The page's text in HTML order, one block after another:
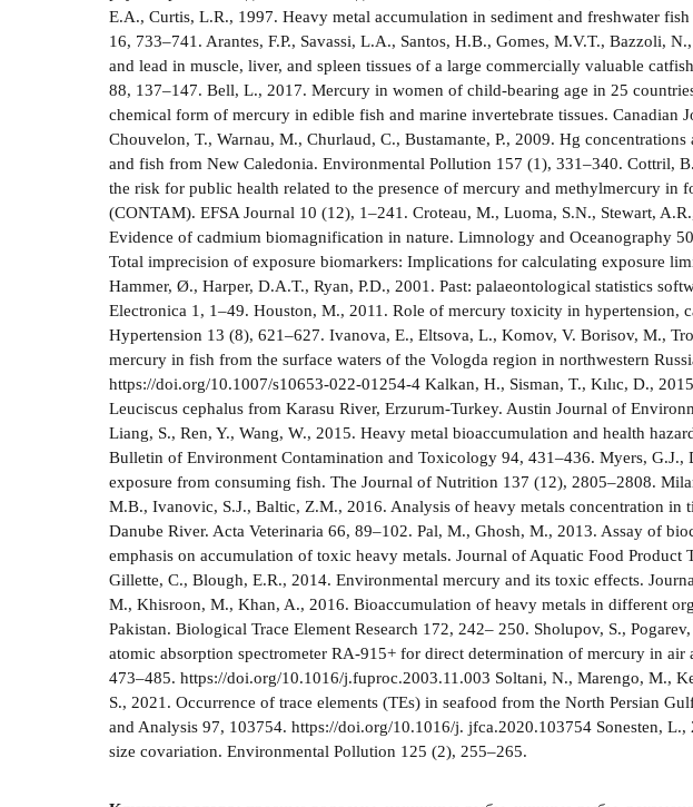
E.A., Curtis, L.R., 1997. Heavy metal accumulation in sediment and freshwater
16, 733–741. Arantes, F.P., Savassi, L.A., Santos, H.B., Gomes, M.V.T., Bazzoli,
and lead in muscle, liver, and spleen tissues of a large commercially valuable
88, 137–147. Bell, L., 2017. Mercury in women of child-bearing age in 25
chemical form of mercury in edible fish and marine invertebrate tissues. Canadian
Chouvelon, T., Warnau, M., Churlaud, C., Bustamante, P., 2009. Hg
and fish from New Caledonia. Environmental Pollution 157 (1), 331–340. Cottril,
the risk for public health related to the presence of mercury and methylmercury in
(CONTAM). EFSA Journal 10 (12), 1–241. Croteau, M., Luoma, S.N., Stewart,
Evidence of cadmium biomagnification in nature. Limnology and Oceanography
Total imprecision of exposure biomarkers: Implications for calculating exposure
Hammer, Ø., Harper, D.A.T., Ryan, P.D., 2001. Past: palaeontological statistics
Electronica 1, 1–49. Houston, M., 2011. Role of mercury toxicity in hypertension,
Hypertension 13 (8), 621–627. Ivanova, E., Eltsova, L., Komov, V. Borisov, M.,
mercury in fish from the surface waters of the Vologda region in northwestern
https://doi.org/10.1007/s10653-022-01254-4 Kalkan, H., Sisman, T., Kılıc, D.,
Leuciscus cephalus from Karasu River, Erzurum-Turkey. Austin Journal of
Liang, S., Ren, Y., Wang, W., 2015. Heavy metal bioaccumulation and health
Bulletin of Environment Contamination and Toxicology 94, 431–436. Myers, G.J.,
exposure from consuming fish. The Journal of Nutrition 137 (12), 2805–2808.
M.B., Ivanovic, S.J., Baltic, Z.M., 2016. Analysis of heavy metals concentration in
Danube River. Acta Veterinaria 66, 89–102. Pal, M., Ghosh, M., 2013. Assay of
emphasis on accumulation of toxic heavy metals. Journal of Aquatic Food
Gillette, C., Blough, E.R., 2014. Environmental mercury and its toxic effects.
M., Khisroon, M., Khan, A., 2016. Bioaccumulation of heavy metals in different
Pakistan. Biological Trace Element Research 172, 242– 250. Sholupov, S.,
atomic absorption spectrometer RA-915+ for direct determination of mercury in
473–485. https://doi.org/10.1016/j.fuproc.2003.11.003 Soltani, N., Marengo, M.,
S., 2021. Occurrence of trace elements (TEs) in seafood from the North Persian
and Analysis 97, 103754. https://doi.org/10.1016/j. jfca.2020.103754 Sonesten,
size covariation. Environmental Pollution 125 (2), 255–265.